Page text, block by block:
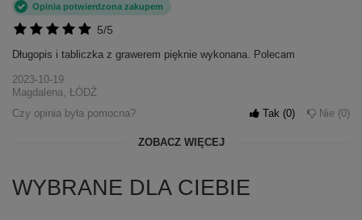
5/5
Opinia potwierdzona zakupem
Długopis i tabliczka z grawerem pięknie wykonana. Polecam
2023-10-19
Magdalena, ŁÓDŹ
Czy opinia była pomocna?
Tak 0 Nie 0
ZOBACZ WIĘCEJ
WYBRANE DLA CIEBIE